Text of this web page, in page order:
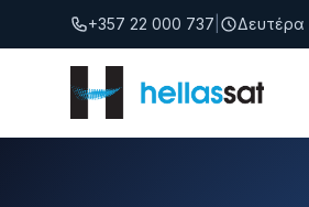
Μετάβαση στο περιεχόμενο
+357 22 000 737 Δευτέρα